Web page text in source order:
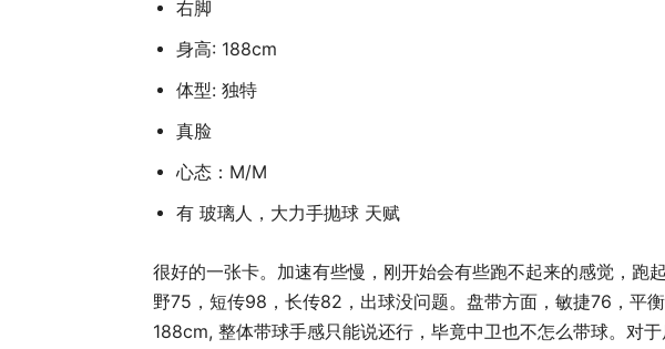
右脚
身高: 188cm
体型: 独特
真脸
心态：M/M
有 玻璃人，大力手抛球 天赋
很好的一张卡。加速有些慢，刚开始会有些跑不起来的感觉，跑
野75，短传98，长传82，出球没问题。盘带方面，敏捷76，平
188cm, 整体带球手感只能说还行，毕竟中卫也不怎么带球。对